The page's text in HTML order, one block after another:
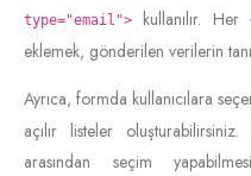
type="email">
kullanılır. Her
eklemek, gönderilen verilerin
Ayrıca, formda kullanıcılara
açılır listeler
arasından seçim